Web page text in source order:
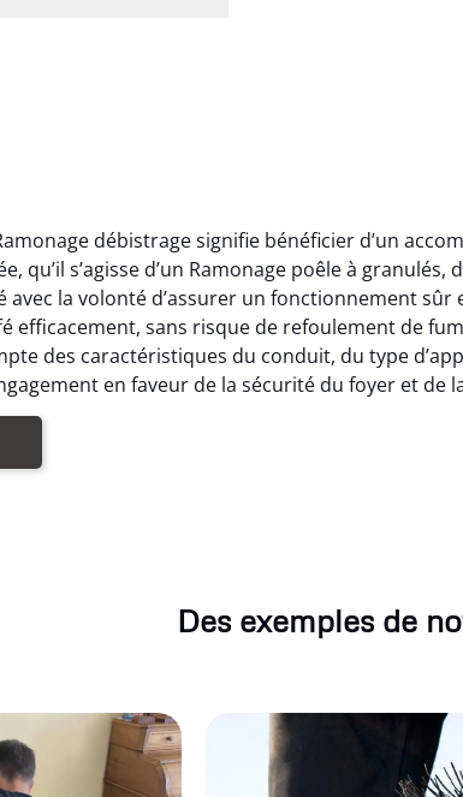
débistrage signifie bénéficier d’un
qu’il s’agisse d’un Ramonage poêle à
avec la volonté d’assurer un fonctionnement
efficacement, sans risque de refoulement de
des caractéristiques du conduit, du type
en faveur de la sécurité du foyer et de
Des exemples de